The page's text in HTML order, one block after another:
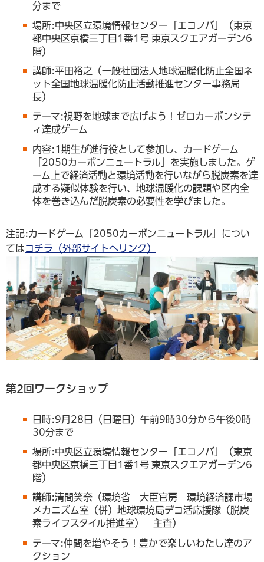
分まで
場所:中央区立環境情報センター「エコノバ」（東京
都中央区京橋三丁目1番1号 東京スクエアガーデン6
階）
講師:平田裕之（一般社団法人地球温暖化防止全国ネ
ット全国地球温暖化防止活動推進センター事務局
長）
テーマ:視野を地球まで広げよう！ゼロカーボンシテ
ィ達成ゲーム
内容:1期生が進行役として参加し、カードゲーム
「2050カーボンニュートラル」を実施しました。ゲ
ーム上で経済活動と環境活動を行いながら脱炭素を達
成する疑似体験を行い、地球温暖化の課題や区内全
体を巻き込んだ脱炭素の必要性を学びました。
注記:カードゲーム「2050カーボンニュートラル」につい
てはコチラ（外部サイトへリンク）
第2回ワークショップ
日時:9月28日（日曜日）午前9時30分から午後0時
30分まで
場所:中央区立環境情報センター「エコノバ」（東京
都中央区京橋三丁目1番1号 東京スクエアガーデン6
階）
講師:清間笑奈（環境省 大臣官房 環境経済課市場
メカニズム室（併）地球環境局デコ活応援隊（脱炭
素ライフスタイル推進室） 主査）
テーマ:仲間を増やそう！豊かで楽しいわたし達のア
クション